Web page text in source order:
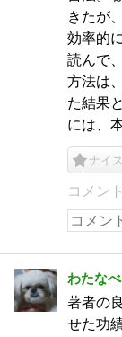
きたが
効率的
読んで
方法は
た結果
には、
ナイス
コメン
わたな
著者の
せた功